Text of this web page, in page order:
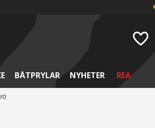
BÅTPRYLAR NYHETER REA